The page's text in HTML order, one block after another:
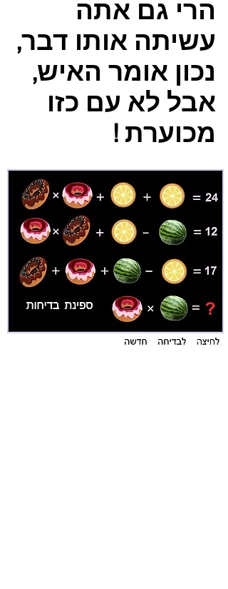
הרי גם אתה
עשיתה אותו דבר,
נכון אומר האיש,
אבל לא עם כזו
מכוערת !